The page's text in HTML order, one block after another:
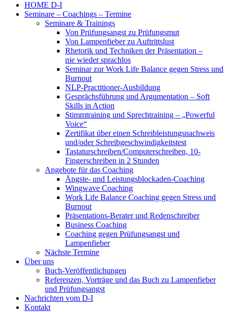
HOME D-I
Seminare – Coachings – Termine
Seminare & Trainings
Von Prüfungsangst zu Prüfungsmut
Von Lampenfieber zu Auftrittslust
Rhetorik und Techniken der Präsentation –
nie wieder sprachlos
Seminar zur Work Life Balance gegen Stress und
Burnout
NLP-Practitioner-Ausbildung
Gesprächsführung und Argumentation – Soft
Skills in Action
Stimmtraining und Sprechtraining – „Powerful
Voice“
Zertifikat über einen Schreibleistungsnachweis
und/oder Schreibgeschwindigkeitstest
Tastaturschreiben/Computerschreiben, 10-
Fingerschreiben in 2 Stunden
Angebote für das Coaching
Ängste- und Leistungsblockaden-Coaching
Wingwave Coaching
Work Life Balance Coaching gegen Stress und
Burnout
Präsentations-Berater und Redenschreiber
Business Coaching
Coaching gegen Prüfungsangst und
Lampenfieber
Nächste Termine
Über uns
Buch-Veröffentlichungen
Referenzen, Vorträge und das Buch zu Lampenfieber
und Prüfungsangst
Nachrichten vom D-I
Kontakt